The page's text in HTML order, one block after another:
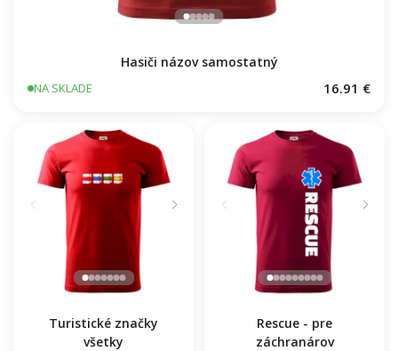
Hasiči názov samostatný
NA SKLADE 16.91 €
Turistické značky
všetky
Rescue - pre
záchranárov